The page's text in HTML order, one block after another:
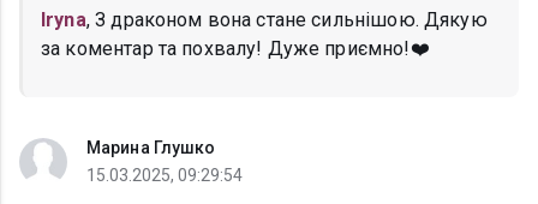
Iryna, З драконом вона стане сильнішою. Дякую
за коментар та похвалу! Дуже приємно!❤️
Марина Глушко
15.03.2025, 09:29:54